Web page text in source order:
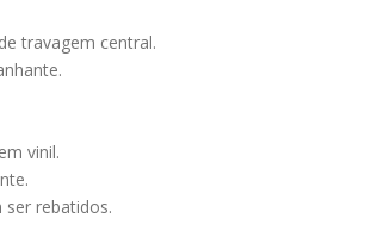
travagem central.
vinil.
rebatidos.